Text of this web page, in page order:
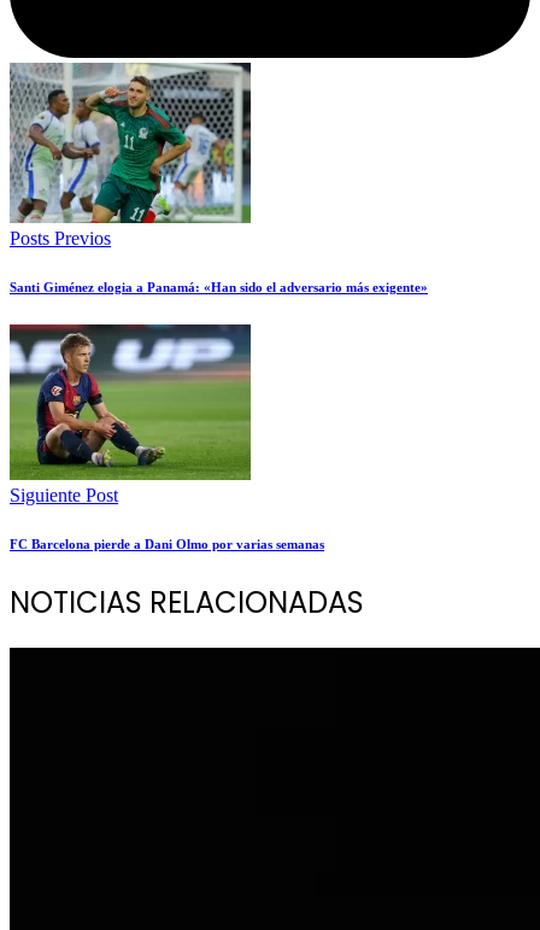
Posts Previos
Santi Giménez elogia a Panamá: «Han sido el adversario más exigente»
Siguiente Post
FC Barcelona pierde a Dani Olmo por varias semanas
NOTICIAS RELACIONADAS